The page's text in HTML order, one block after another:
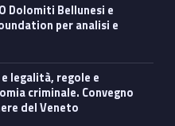
per analisi e
criminale. Convegno
del Veneto